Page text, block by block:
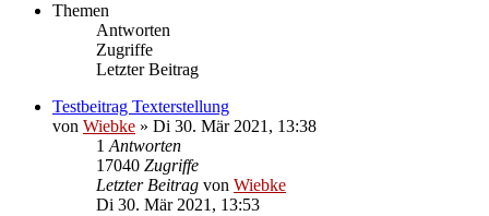
Themen
Antworten
Zugriffe
Letzter Beitrag
Testbeitrag Texterstellung
von Wiebke » Di 30. Mär 2021, 13:38
1Antworten
17040 Zugriffe
Letzter Beitrag von Wiebke
Di 30. Mär 2021, 13:53